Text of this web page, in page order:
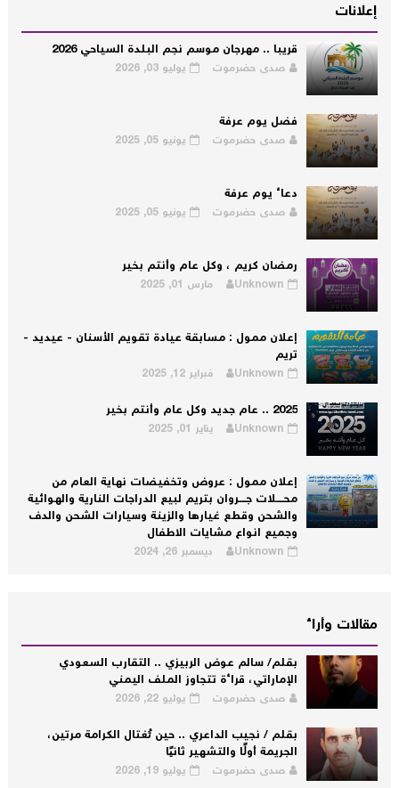
إعلانات
قريبا .. مهرجان موسم نجم البلدة السياحي 2026
صدى حضرموت يوليو 03, 2026
فضل يوم عرفة
صدى حضرموت يونيو 05, 2025
دعاء يوم عرفة
صدى حضرموت يونيو 05, 2025
رمضان كريم ، وكل عام وأنتم بخير
Unknown مارس 01, 2025
إعلان ممول : مسابقة عيادة تقويم الأسنان - عيديد -
تريم
Unknown فبراير 12, 2025
2025 .. عام جديد وكل عام وأنتم بخير
Unknown يناير 01, 2025
إعلان ممول : عروض وتخفيضات نهاية العام من
محــــلات جــــروان بتريم لبيع الدراجات النارية والهوائية
والشحن وقطع غيارها والزينة وسيارات الشحن والدف
وجميع انواع مشايات الاطفال
Unknown ديسمبر 26, 2024
مقالات وأراء
بقلم/ سالم عوض الربيزي .. التقارب السعودي
الإماراتي، قراءة تتجاوز الملف اليمني
صدى حضرموت يوليو 22, 2026
بقلم / نجيب الداعري .. حين تُغتال الكرامة مرتين،
الجريمة أولًا والتشهير ثانيًا
صدى حضرموت يوليو 19, 2026